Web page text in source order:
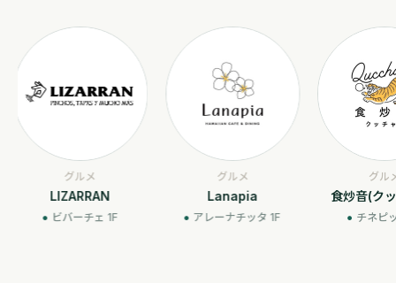
グルメ
Lanapia
アレーナチッタ 1F
グルメ
食炒音(クッチャネ)
チネピット 1F
エン
ビ